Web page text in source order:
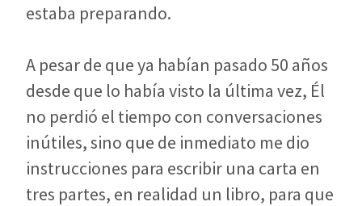
estaba preparando.
A pesar de que ya habían pasado 50 años
desde que lo había visto la última vez, Él
no perdió el tiempo con conversaciones
inútiles, sino que de inmediato me dio
instrucciones para escribir una carta en
tres partes, en realidad un libro, para que